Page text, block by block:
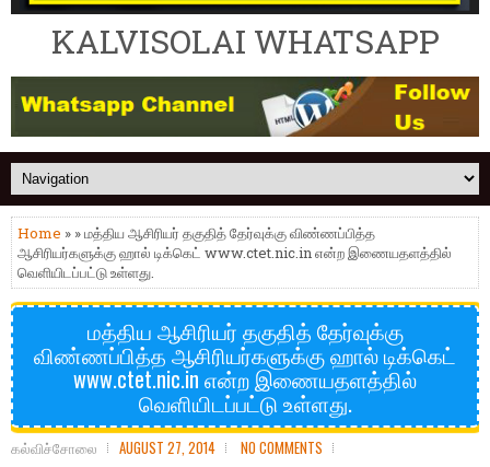
KALVISOLAI WHATSAPP
Home » » மத்திய ஆசிரியர் தகுதித் தேர்வுக்கு விண்ணப்பித்த
ஆசிரியர்களுக்கு ஹால் டிக்கெட் www.ctet.nic.in என்ற இணையதளத்தில்
வெளியிடப்பட்டு உள்ளது.
மத்திய ஆசிரியர் தகுதித் தேர்வுக்கு
விண்ணப்பித்த ஆசிரியர்களுக்கு ஹால் டிக்கெட்
www.ctet.nic.in என்ற இணையதளத்தில்
வெளியிடப்பட்டு உள்ளது.
கல்விச்சோலை AUGUST 27, 2014 NO COMMENTS